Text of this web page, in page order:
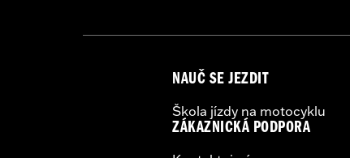
NAUČ SE JEZDIT
Škola jízdy na motocyklu
ZÁKAZNICKÁ PODPORA